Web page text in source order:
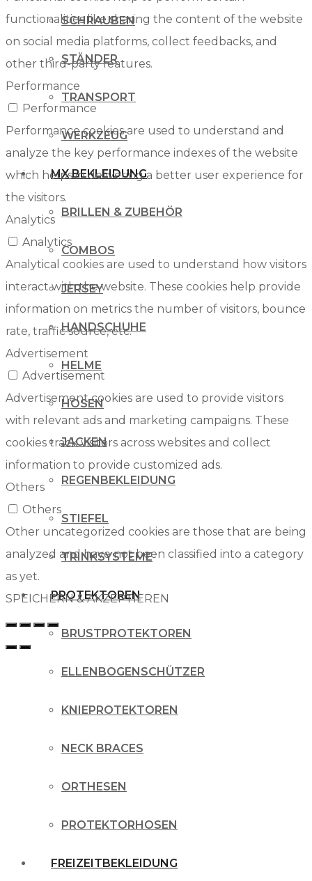
SCHRAUBEN
STÄNDER
TRANSPORT
WERKZEUG
MX BEKLEIDUNG
BRILLEN & ZUBEHÖR
COMBOS
JERSEY
HANDSCHUHE
HELME
HOSEN
JACKEN
REGENBEKLEIDUNG
STIEFEL
TRINKSYSTEME
PROTEKTOREN
BRUSTPROTEKTOREN
ELLENBOGENSCHÜTZER
KNIEPROTEKTOREN
NECK BRACES
ORTHESEN
PROTEKTORHOSEN
FREIZEITBEKLEIDUNG
functionalities like sharing the content of the website
on social media platforms, collect feedbacks, and
other third-party features.
Performance
Performance
Performance cookies are used to understand and
analyze the key performance indexes of the website
which helps in delivering a better user experience for
the visitors.
Analytics
Analytics
Analytical cookies are used to understand how visitors
interact with the website. These cookies help provide
information on metrics the number of visitors, bounce
rate, traffic source, etc.
Advertisement
Advertisement
Advertisement cookies are used to provide visitors
with relevant ads and marketing campaigns. These
cookies track visitors across websites and collect
information to provide customized ads.
Others
Others
Other uncategorized cookies are those that are being
analyzed and have not been classified into a category
as yet.
SPEICHERN & AKZEPTIEREN